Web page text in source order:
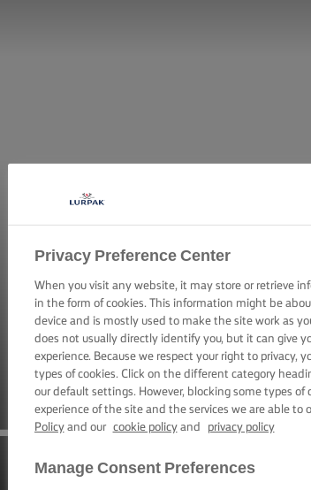
2 óra 55 perc sütési-
Privacy Preference Center
When you visit any website, it may store or retrieve
in the form of cookies. This information might be
device and is mostly used to make the site work as
does not usually directly identify you, but it can give
experience. Because we respect your right to privacy,
types of cookies. Click on the different category
our default settings. However, blocking some types of
experience of the site and the services we are able to
Policyand our cookie policyand privacy policy
Manage Consent Preferences